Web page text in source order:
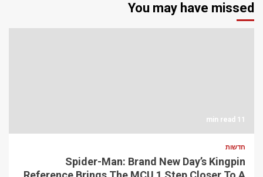
You may have missed
11 min read
חדשות
Spider-Man: Brand New Day’s Kingpin